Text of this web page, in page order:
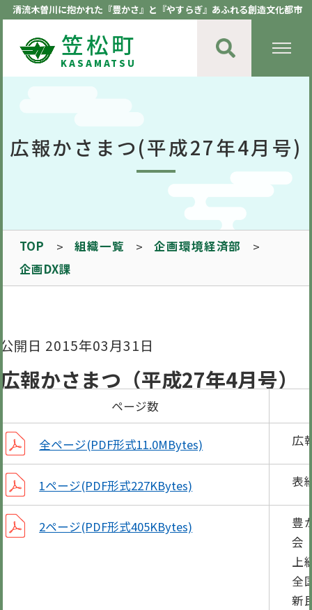
清流木曽川に抱かれた『豊かさ』と『やすらぎ』あふれる創造文化都市
笠松町
KASAMATSU
広報かさまつ(平成27年4月号)
TOP 組織一覧
企画環境経済部
企画DX課
公開日 2015年03月31日
広報かさまつ（平成27年4月号）
ページ数
全ページ(PDF形式11.0MBytes) 広
1ページ(PDF形式227KBytes) 表
2ページ(PDF形式405KBytes)
豊
上
全
新